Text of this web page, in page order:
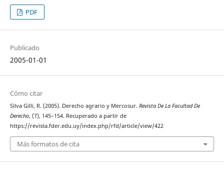
PDF
Publicado
2005-01-01
Cómo citar
Silva Gilli, R. (2005). Derecho agrario y Mercosur. Revista De La Facultad De
Derecho, (7), 145–154. Recuperado a partir de
https://revista.fder.edu.uy/index.php/rfd/article/view/422
Más formatos de cita